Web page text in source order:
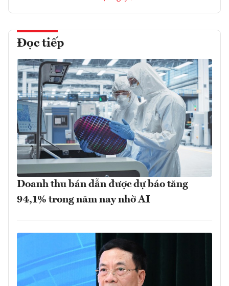
Đọc tiếp
Doanh thu bán dẫn được dự báo tăng
94,1% trong năm nay nhờ AI